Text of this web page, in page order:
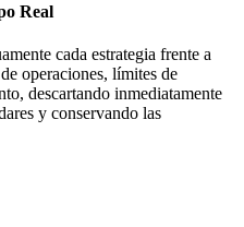
Real
cada estrategia frente a
operaciones, límites de
descartando inmediatamente
y conservando las